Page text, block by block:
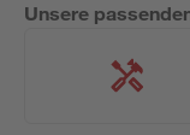
Unsere